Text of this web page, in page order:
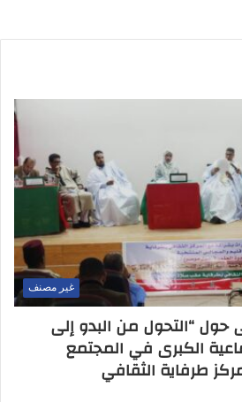
غير مصنف
حول “التحول من البدو إلى
الكبرى في المجتمع
طرفاية الثقافي